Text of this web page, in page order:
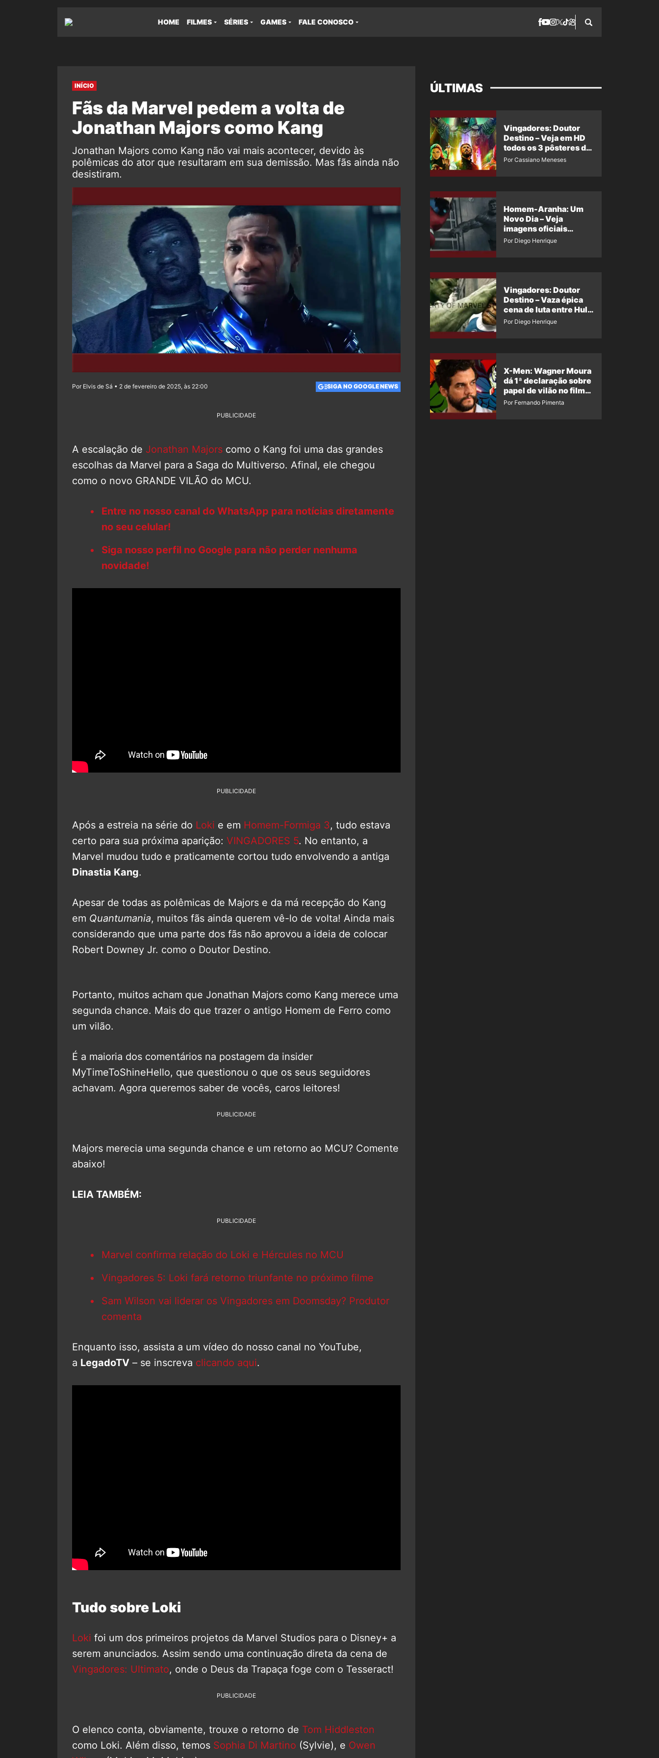
HOME FILMES SÉRIES GAMES FALE CONOSCO
INÍCIO
Fãs da Marvel pedem a volta de
Jonathan Majors como Kang
Jonathan Majors como Kang não vai mais acontecer, devido às
polêmicas do ator que resultaram em sua demissão. Mas fãs ainda não
desistiram.
Por Elvis de Sá • 2 de fevereiro de 2025, às 22:00 SIGA NO GOOGLE NEWS
PUBLICIDADE
A escalação de Jonathan Majors como o Kang foi uma das grandes
escolhas da Marvel para a Saga do Multiverso. Afinal, ele chegou
como o novo GRANDE VILÃO do MCU.
Entre no nosso canal do WhatsApp para notícias diretamente
no seu celular!
Siga nosso perfil no Google para não perder nenhuma
novidade!
PUBLICIDADE
Após a estreia na série do Loki e em Homem-Formiga 3, tudo estava
certo para sua próxima aparição: VINGADORES 5. No entanto, a
Marvel mudou tudo e praticamente cortou tudo envolvendo a antiga
Dinastia Kang.
Apesar de todas as polêmicas de Majors e da má recepção do Kang
em Quantumania, muitos fãs ainda querem vê-lo de volta! Ainda mais
considerando que uma parte dos fãs não aprovou a ideia de colocar
Robert Downey Jr. como o Doutor Destino.
Portanto, muitos acham que Jonathan Majors como Kang merece uma
segunda chance. Mais do que trazer o antigo Homem de Ferro como
um vilão.
É a maioria dos comentários na postagem da insider
MyTimeToShineHello, que questionou o que os seus seguidores
achavam. Agora queremos saber de vocês, caros leitores!
PUBLICIDADE
Majors merecia uma segunda chance e um retorno ao MCU? Comente
abaixo!
LEIA TAMBÉM:
PUBLICIDADE
Marvel confirma relação do Loki e Hércules no MCU
Vingadores 5: Loki fará retorno triunfante no próximo filme
Sam Wilson vai liderar os Vingadores em Doomsday? Produtor
comenta
Enquanto isso, assista a um vídeo do nosso canal no YouTube,
a LegadoTV – se inscreva clicando aqui.
Tudo sobre Loki
Loki foi um dos primeiros projetos da Marvel Studios para o Disney+ a
serem anunciados. Assim sendo uma continuação direta da cena de
Vingadores: Ultimato, onde o Deus da Trapaça foge com o Tesseract!
PUBLICIDADE
O elenco conta, obviamente, trouxe o retorno de Tom Hiddleston
como Loki. Além disso, temos Sophia Di Martino (Sylvie), e Owen
ÚLTIMAS
Vingadores: Doutor
Destino – Veja em HD
todos os 3 pôsteres de
‘Doomsday’ + 1 imagem
Por Cassiano Meneses
Homem-Aranha: Um
Novo Dia – Veja
imagens oficiais
descartadas do Hulk
Por Diego Henrique
Vingadores: Doutor
Destino – Vaza épica
cena de luta entre Hulk
e o Coisa
Por Diego Henrique
X-Men: Wagner Moura
dá 1ª declaração sobre
papel de vilão no filme
da Marvel
Por Fernando Pimenta